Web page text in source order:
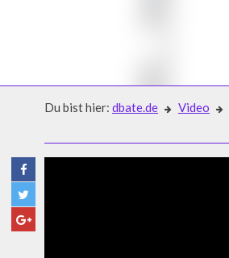
Du bist hier: dbate.de Video